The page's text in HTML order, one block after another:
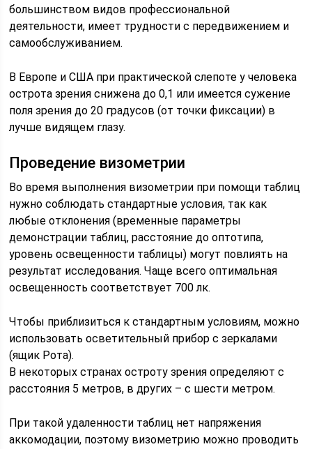
большинством видов профессиональной
деятельности, имеет трудности с передвижением и
самообслуживанием.
В Европе и США при практической слепоте у человека
острота зрения снижена до 0,1 или имеется сужение
поля зрения до 20 градусов (от точки фиксации) в
лучше видящем глазу.
Проведение визометрии
Во время выполнения визометрии при помощи таблиц
нужно соблюдать стандартные условия, так как
любые отклонения (временные параметры
демонстрации таблиц, расстояние до оптотипа,
уровень освещенности таблицы) могут повлиять на
результат исследования. Чаще всего оптимальная
освещенность соответствует 700 лк.
Чтобы приблизиться к стандартным условиям, можно
использовать осветительный прибор с зеркалами
(ящик Рота).
В некоторых странах остроту зрения определяют с
расстояния 5 метров, в других – с шести метром.
При такой удаленности таблиц нет напряжения
аккомодации, поэтому визометрию можно проводить